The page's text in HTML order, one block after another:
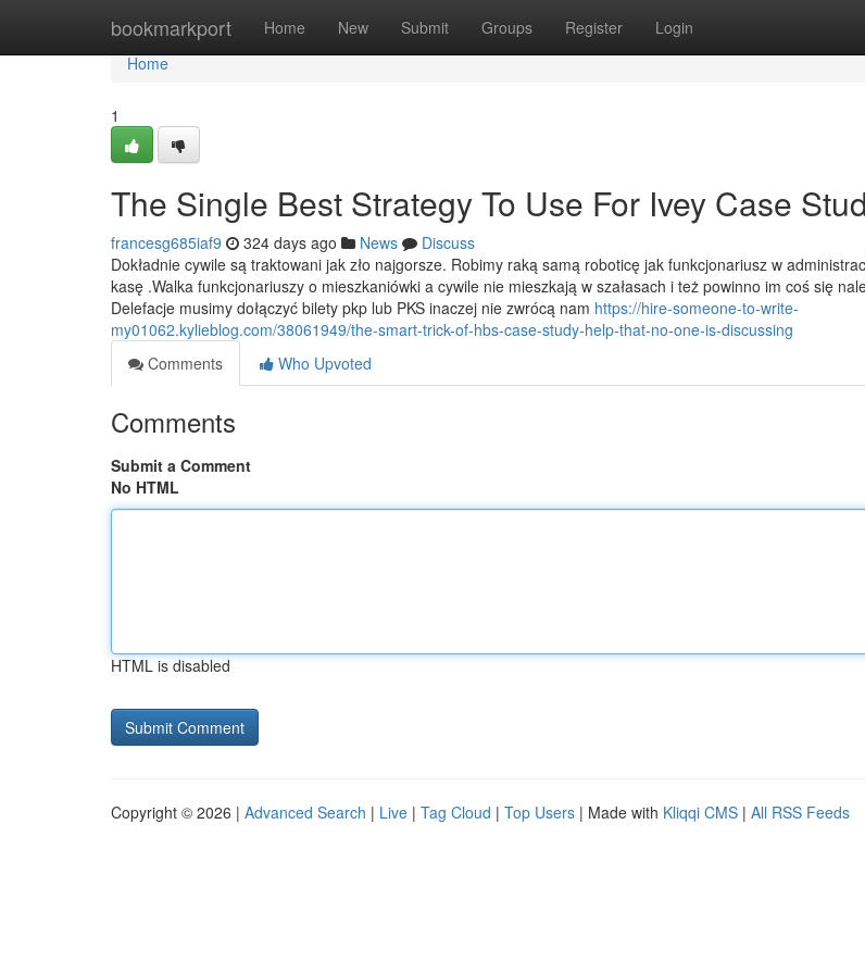
bookmarkport Home New Submit Groups Register Login
Home
Home
1
The Single Best Strategy To Use For Ivey Case
francesg685iaf9 324 days ago News
Discuss
Dokładnie cywile są traktowani jak zło najgorsze. Robimy raką samą roboticę jak funkcjonariusz w
kasę .Walka funkcjonariuszy o mieszkaniówki a cywile nie mieszkają w szałasach i też powinno im coś się
Delefacje musimy dołączyć bilety pkp lub PKS inaczej nie zwrócą nam https://hire-someone-to-write-
my01062.kylieblog.com/38061949/the-smart-trick-of-hbs-case-study-help-that-no-one-is-discussing
Comments
Who Upvoted
Comments
Submit a Comment
No HTML
HTML is disabled
Copyright © 2026 | Advanced Search | Live | Tag Cloud | Top Users | Made with Kliqqi CMS | All RSS Feeds